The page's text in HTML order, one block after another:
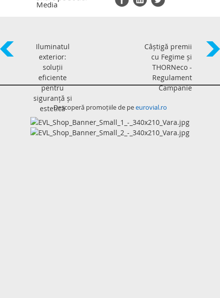
Media
Iluminatul
exterior:
soluții
eficiente
pentru
siguranță și
estetică
Câștigă premii
cu Fegime și
THORNeco -
Regulament
Campanie
Descoperă promoțiile de peeurovial.ro